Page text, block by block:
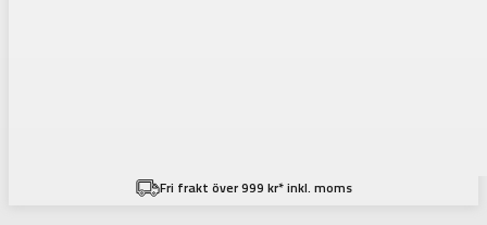
Fri frakt över 999 kr* inkl. moms